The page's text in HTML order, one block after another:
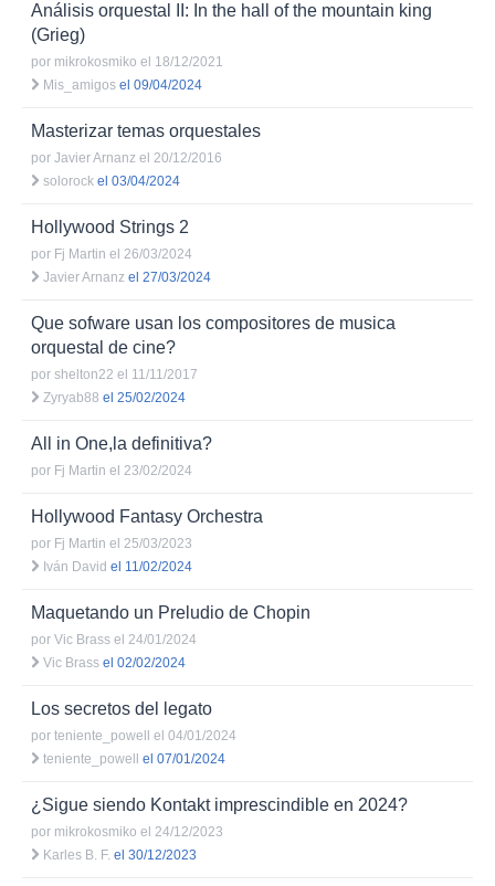
Análisis orquestal II: In the hall of the mountain king
(Grieg)
por mikrokosmiko el 18/12/2021
Mis_amigos el 09/04/2024
Masterizar temas orquestales
por Javier Arnanz el 20/12/2016
solorock el 03/04/2024
Hollywood Strings 2
por Fj Martin el 26/03/2024
Javier Arnanz el 27/03/2024
Que sofware usan los compositores de musica
orquestal de cine?
por shelton22 el 11/11/2017
Zyryab88 el 25/02/2024
All in One,la definitiva?
por Fj Martin el 23/02/2024
Hollywood Fantasy Orchestra
por Fj Martin el 25/03/2023
Iván David el 11/02/2024
Maquetando un Preludio de Chopin
por Vic Brass el 24/01/2024
Vic Brass el 02/02/2024
Los secretos del legato
por teniente_powell
el 04/01/2024
teniente_powell
el 07/01/2024
¿Sigue siendo Kontakt imprescindible en 2024?
por mikrokosmiko el 24/12/2023
Karles B. F. el 30/12/2023